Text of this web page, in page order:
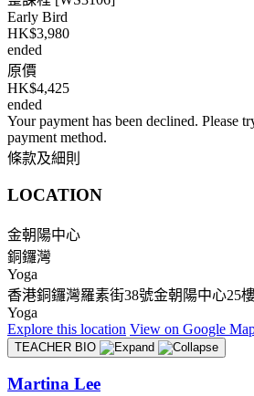
Early Bird
HK$3,980
ended
原價
HK$4,425
ended
Your payment has been declined. Please
payment method.
條款及細則
LOCATION
金朝陽中心
銅鑼灣
Yoga
香港銅鑼灣羅素街38號金朝陽中心25
Yoga
Explore this location View on Google
TEACHER BIO
Martina Lee